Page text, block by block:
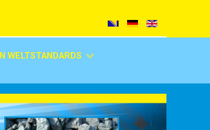
WELTSTANDARDS